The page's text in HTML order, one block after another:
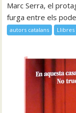
Marc Serra, el
furga entre els
autors catalans Llibres